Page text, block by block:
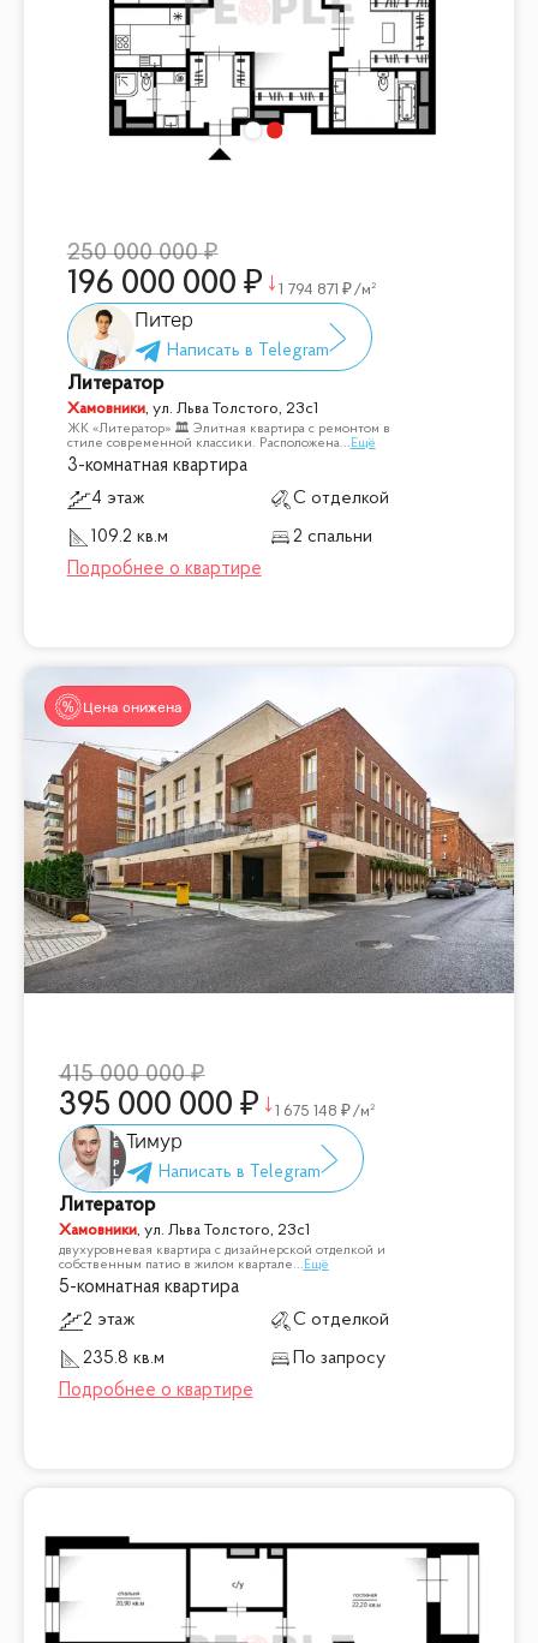
250 000 000
196 000 000 1 794 871 /м²
Питер
Литератор
Хамовники, ул. Льва Толстого, 23с1
ЖК «Литератор» 🏛 Элитная квартира с ремонтом в
стиле современной классики. Расположена... Ещё
3-комнатная квартира
4 этаж
С отделкой
109.2 кв.м
2 спальни
Цена снижена
415 000 000
395 000 000 1 675 148 /м²
Тимур
Литератор
Хамовники, ул. Льва Толстого, 23с1
двухуровневая квартира с дизайнерской отделкой и
собственным патио в жилом квартале... Ещё
5-комнатная квартира
2 этаж
С отделкой
235.8 кв.м
По запросу